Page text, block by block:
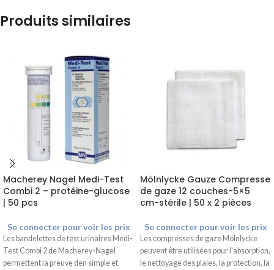
Produits similaires
Macherey Nagel Medi-Test
Combi 2 – protéine-glucose
| 50 pcs
Se connecter pour voir les prix
Les bandelettes de test urinaires Medi-
Test Combi 2 de Macherey-Nagel
permettent la preuve den simple et
Mölnlycke Gauze Compresse
de gaze 12 couches-5×5
cm-stérile | 50 x 2 pièces
Se connecter pour voir les prix
Les compresses de gaze Mölnlycke
peuvent être utilisées pour l'absorption,
le nettoyage des plaies, la protection, la